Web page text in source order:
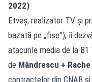
2022)
Etveș, realizator TV și
bazată pe „fise”), îi
atacurile media de la
de Mândrescu + Rache
contractelor din CNAB